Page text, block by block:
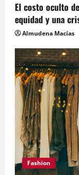
El costo oculto
equidad y una
Almudena Macías
Fashion